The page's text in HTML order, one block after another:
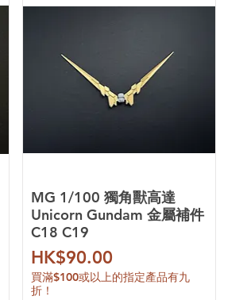
MG 1/100 獨角獸高達
Unicorn Gundam 金屬補件
C18 C19
價格
HK$90.00
買滿$100或以上的指定產品有九
折！